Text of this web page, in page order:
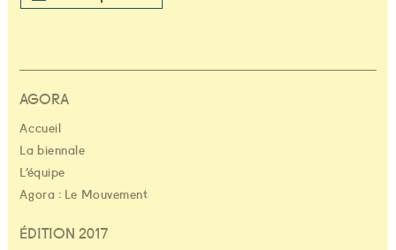
AGORA
Accueil
La biennale
L’équipe
Agora : Le Mouvement
ÉDITION 2017